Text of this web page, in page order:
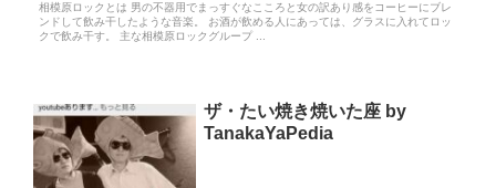
相模原ロックとは 男の不器用でまっすぐなこころと女の訳あり感をコーヒーにブレ
ンドして飲み干したような音楽。 お酒が飲める人にあっては、グラスに入れてロッ
クで飲み干す。 主な相模原ロックグループ ...
ザ・たい焼き焼いた座 by
TanakaYaPedia